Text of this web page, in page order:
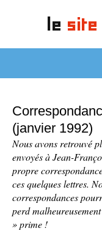
le site
(janvier 1992)
Nous avons retrouvé
envoyés à Jean-
propre
ces quelques lettres.
correspondances
perd
» prime !